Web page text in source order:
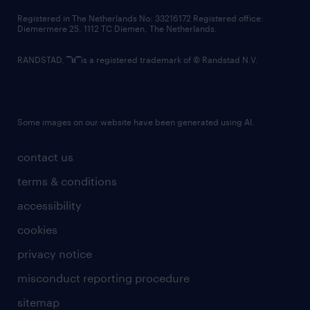
contact us
terms & conditions
accessibility
cookies
privacy notice
misconduct reporting procedure
sitemap
Registered in The Netherlands No: 33216172 Registered office:
Diemermere 25, 1112 TC Diemen, The Netherlands.
RANDSTAD, is a registered trademark of © Randstad N.V.
Some images on our website have been generated using AI.